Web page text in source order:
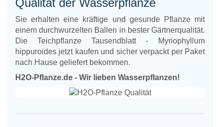
Qualität der Wasserpflanze
Sie erhalten eine kräftige und gesunde Pflanze mit
einem durchwurzelten Ballen in bester Gärtnerqualität.
Die Teichpflanze Tausendblatt - Myriophyllum
hippuroides jetzt kaufen und sicher verpackt per Paket
nach Hause geliefert bekommen.
H2O-Pflanze.de - Wir lieben Wasserpflanzen!